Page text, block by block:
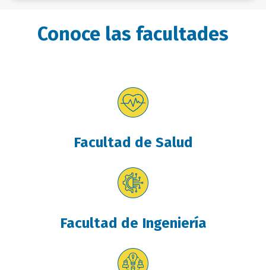
Conoce las facultades
Facultad de Salud
Facultad de Ingeniería